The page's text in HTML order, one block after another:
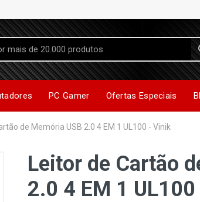
PC Gamer Ofertas Especiais
de Memória USB 2.0 4 EM 1 UL100 - Vinik
Leitor de Cartão
2.0 4 EM 1